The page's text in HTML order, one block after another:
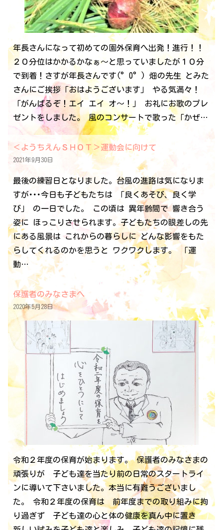
年長さんになって初めての園外保育へ出発！進行！！
２０分位はかかるかなぁ～と思っていましたが１０分
で到着！さすが年長さんです(°0°) 畑の先生 とみた
さんにご挨拶「おはようございます」 やる気満々！
「がんばるぞ！エイ エイ オ～！」 お礼にお歌のプレ
ゼントをしました。 風のコンサートで歌った「かぜ…
＜ようちえんＳＨＯＴ＞運動会に向けて
2021年9月30日
最後の練習日となりました。台風の進路は気になりま
すが･･･今日も子どもたちは 「良くあそび、良く学
び」 の一日でした。 この頃は 異年齢間で 響き合う
姿に ほっこりさせられます。子どもたちの眼差しの先
にある風景は これからの暮らしに どんな影響をもた
らしてくれるのかを思うと ワクワクします。 「運
動…
保護者のみなさまへ
2020年5月28日
令和２年度の保育が始まります。 保護者のみなさまの
頑張りが 子ども達を当たり前の日常のスタートライ
ンに導いて下さいました。本当に有難うございまし
た。 令和２年度の保育は 前年度までの取り組みに拘
り過ぎず 子ども達の心と体の健康を真ん中に置き